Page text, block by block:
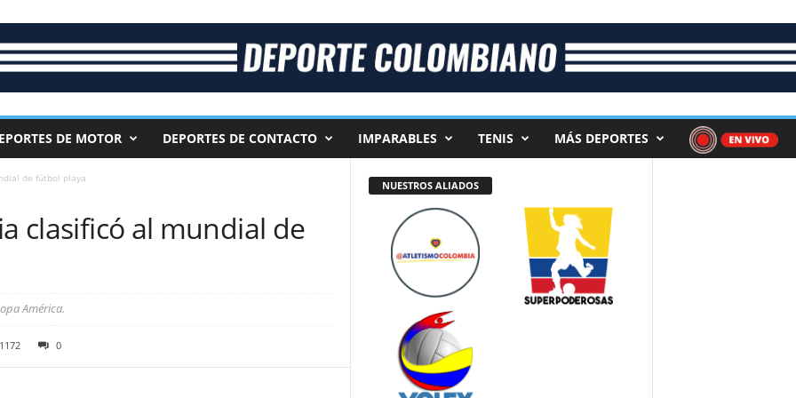
DE MOTOR DEPORTES DE CONTACTO IMPARABLES TENIS MÁS DEPORTES
de fútbol playa
clasificó al mundial de
América.
1172 0
NUESTROS ALIADOS